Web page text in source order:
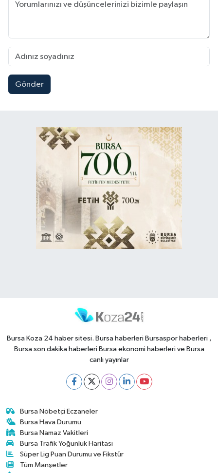
Gönder
Bursa Koza 24 haber sitesi. Bursa haberleri Bursaspor haberleri ,
Bursa son dakika haberleri Bursa ekonomi haberleri ve Bursa
canlı yayınlar
Bursa Nöbetçi Eczaneler
Bursa Hava Durumu
Bursa Namaz Vakitleri
Bursa Trafik Yoğunluk Haritası
Süper Lig Puan Durumu ve Fikstür
Tüm Manşetler